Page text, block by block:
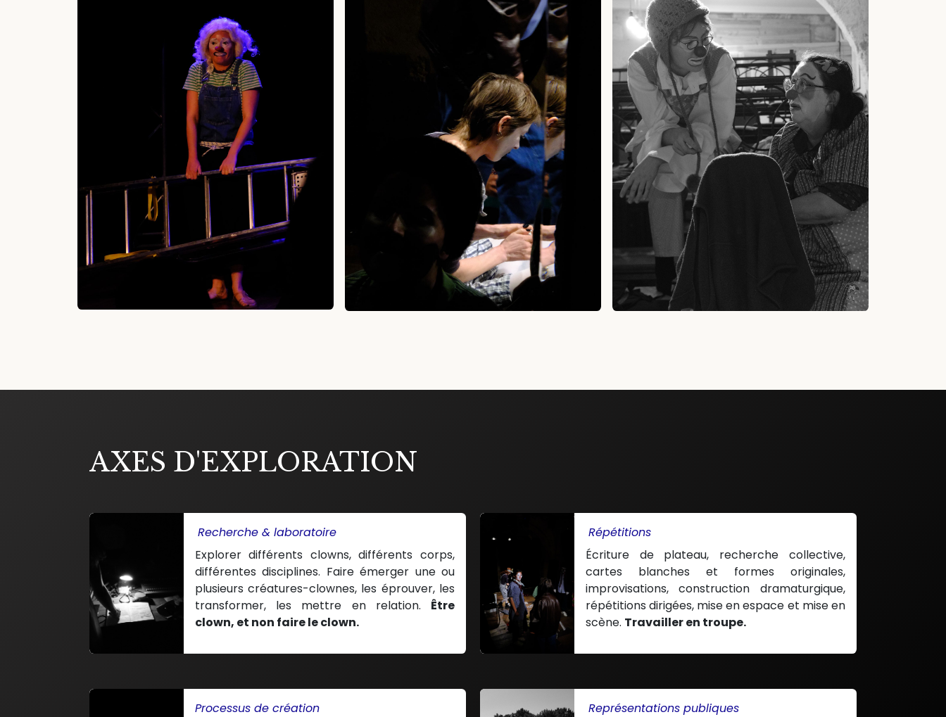
AXES D'EXPLORATION
Recherche & laboratoire
Explorer différents clowns, différents corps,
différentes disciplines. Faire émerger une ou
plusieurs créatures-clownes, les éprouver, les
transformer, les mettre en relation. Être
clown, et non faire le clown.
Répétitions
Écriture de plateau, recherche collective,
cartes blanches et formes originales,
improvisations, construction dramaturgique,
répétitions dirigées, mise en espace et mise en
scène.​ Travailler en troupe.
Processus de création
Représentations publiques